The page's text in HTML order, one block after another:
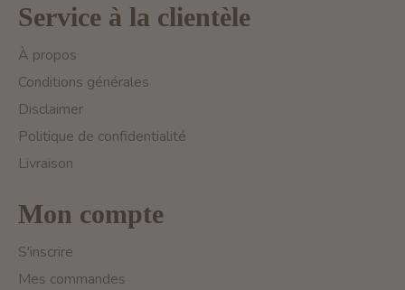
Service à la clientèle
À propos
Conditions générales
Disclaimer
Politique de confidentialité
Livraison
Mon compte
S'inscrire
Mes commandes